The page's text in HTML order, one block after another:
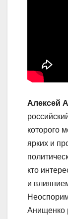
Алексей
которого
ярких и
кто
и
Анищенко